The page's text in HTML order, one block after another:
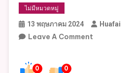
ไม่มีหมวดหมู่
13 พฤษภาคม 2024 Huafai
Leave A CommentOn
0 0